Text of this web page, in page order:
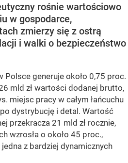
rośnie wartościowo
w gospodarce,
zmierzy się z ostrą
i walki o bezpieczeństwo
Polsce generuje około 0,75 proc.
mld zł wartości dodanej brutto,
miejsc pracy w całym łańcuchu
dystrybucję i detal. Wartość
przekracza 21 mld zł rocznie,
wzrosła o około 45 proc.,
z bardziej dynamicznych